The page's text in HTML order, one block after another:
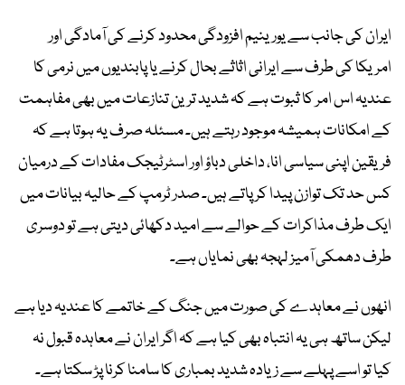
ایران کی جانب سے یورینیم افزودگی محدود کرنے کی آمادگی اور
امریکا کی طرف سے ایرانی اثاثے بحال کرنے یا پابندیوں میں نرمی کا
عندیہ اس امر کا ثبوت ہے کہ شدید ترین تنازعات میں بھی مفاہمت
کے امکانات ہمیشہ موجود رہتے ہیں۔ مسئلہ صرف یہ ہوتا ہے کہ
فریقین اپنی سیاسی انا، داخلی دباؤ اور اسٹرٹیجک مفادات کے درمیان
کس حد تک توازن پیدا کر پاتے ہیں۔ صدر ٹرمپ کے حالیہ بیانات میں
ایک طرف مذاکرات کے حوالے سے امید دکھائی دیتی ہے تو دوسری
طرف دھمکی آمیز لہجہ بھی نمایاں ہے۔
انھوں نے معاہدے کی صورت میں جنگ کے خاتمے کا عندیہ دیا ہے
لیکن ساتھ ہی یہ انتباہ بھی کیا ہے کہ اگر ایران نے معاہدہ قبول نہ
کیا تو اسے پہلے سے زیادہ شدید بمباری کا سامنا کرنا پڑ سکتا ہے۔